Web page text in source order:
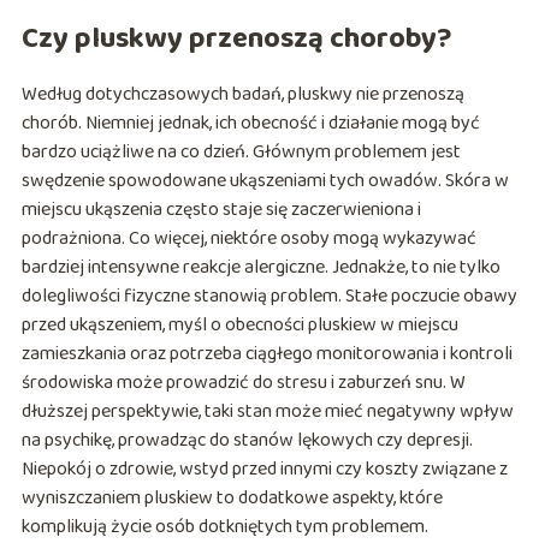
Czy pluskwy przenoszą choroby?
Według dotychczasowych badań, pluskwy nie przenoszą
chorób. Niemniej jednak, ich obecność i działanie mogą być
bardzo uciążliwe na co dzień. Głównym problemem jest
swędzenie spowodowane ukąszeniami tych owadów. Skóra w
miejscu ukąszenia często staje się zaczerwieniona i
podrażniona. Co więcej, niektóre osoby mogą wykazywać
bardziej intensywne reakcje alergiczne. Jednakże, to nie tylko
dolegliwości fizyczne stanowią problem. Stałe poczucie obawy
przed ukąszeniem, myśl o obecności pluskiew w miejscu
zamieszkania oraz potrzeba ciągłego monitorowania i kontroli
środowiska może prowadzić do stresu i zaburzeń snu. W
dłuższej perspektywie, taki stan może mieć negatywny wpływ
na psychikę, prowadząc do stanów lękowych czy depresji.
Niepokój o zdrowie, wstyd przed innymi czy koszty związane z
wyniszczaniem pluskiew to dodatkowe aspekty, które
komplikują życie osób dotkniętych tym problemem.